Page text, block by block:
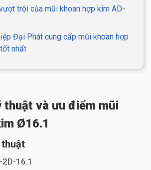
trội của mũi khoan hợp kim AD-
Đại Phát cung cấp mũi khoan hợp
nhất
thuật và ưu điểm mũi
Ø16.1
2D-16.1